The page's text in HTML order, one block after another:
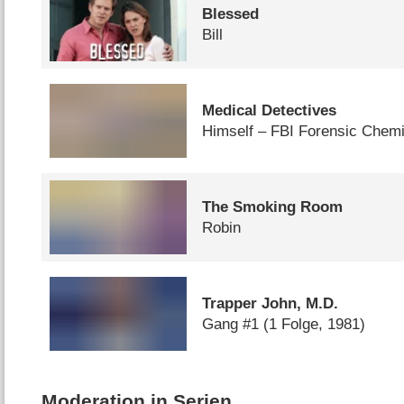
Blessed
Bill
Medical Detectives
Himself – FBI Forensic
The Smoking Room
Robin
Trapper John, M.D.
Gang #1 (1 Folge, 1981)